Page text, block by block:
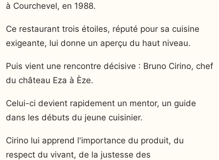
à Courchevel, en 1988.
Ce restaurant trois étoiles, réputé pour sa cuisine
exigeante, lui donne un aperçu du haut niveau.
Puis vient une rencontre décisive : Bruno Cirino, chef
du château Eza à Èze.
Celui-ci devient rapidement un mentor, un guide
dans les débuts du jeune cuisinier.
Cirino lui apprend l'importance du produit, du
respect du vivant, de la justesse des